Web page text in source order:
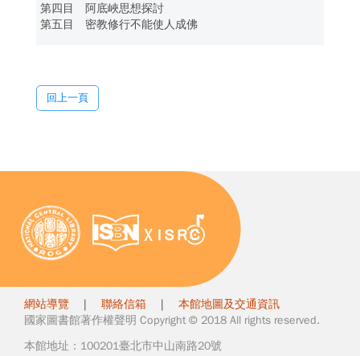
第四目 阿底峽思想探討
第五目 密教修行不能使人成佛
回上一頁
網站導覽 | 聯絡信箱 | 本館地圖及交通資訊
國家圖書館著作權聲明 Copyright © 2018 All rights reserved.
本館地址：100201臺北市中山南路20號